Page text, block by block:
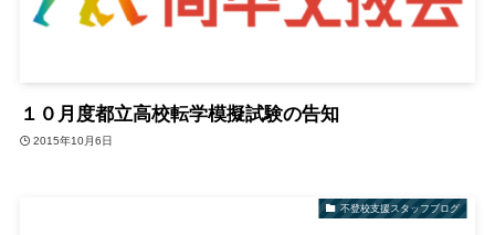
１０月度都立高校転学模擬試験の告知
2015年10月6日
不登校支援スタッフブログ